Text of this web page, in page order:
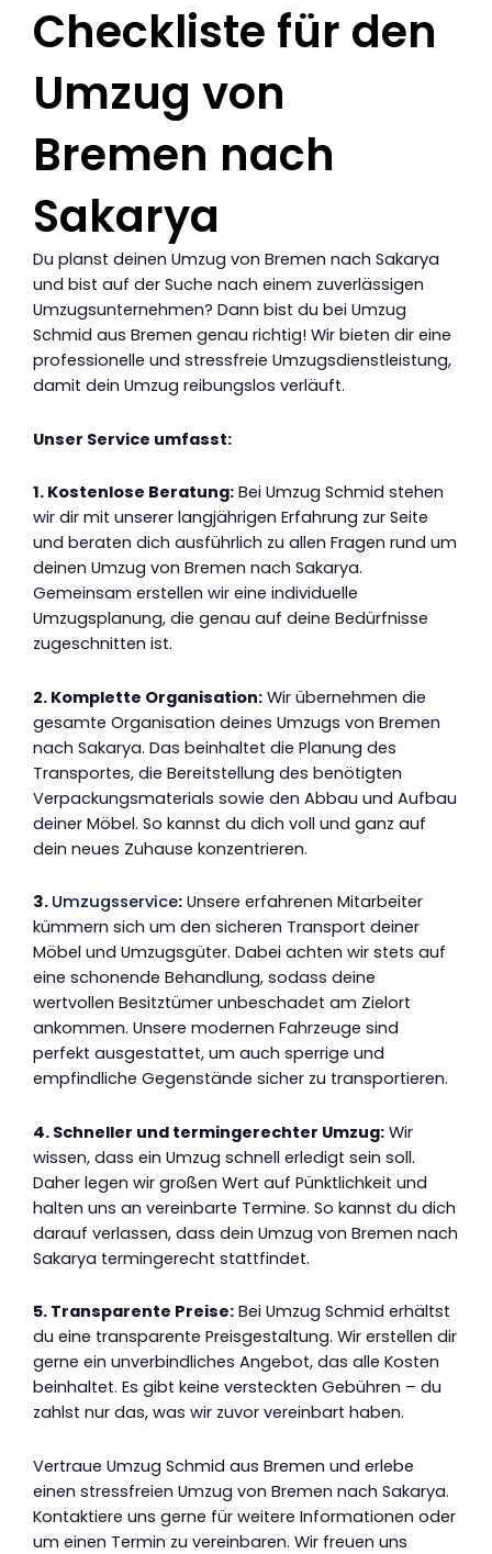
Checkliste für den
Umzug von
Bremen nach
Sakarya
Du planst deinen Umzug von Bremen nach Sakarya
und bist auf der Suche nach einem zuverlässigen
Umzugsunternehmen? Dann bist du bei Umzug
Schmid aus Bremen genau richtig! Wir bieten dir eine
professionelle und stressfreie Umzugsdienstleistung,
damit dein Umzug reibungslos verläuft.
Unser Service umfasst:
1. Kostenlose Beratung: Bei Umzug Schmid stehen
wir dir mit unserer langjährigen Erfahrung zur Seite
und beraten dich ausführlich zu allen Fragen rund um
deinen Umzug von Bremen nach Sakarya.
Gemeinsam erstellen wir eine individuelle
Umzugsplanung, die genau auf deine Bedürfnisse
zugeschnitten ist.
2. Komplette Organisation: Wir übernehmen die
gesamte Organisation deines Umzugs von Bremen
nach Sakarya. Das beinhaltet die Planung des
Transportes, die Bereitstellung des benötigten
Verpackungsmaterials sowie den Abbau und Aufbau
deiner Möbel. So kannst du dich voll und ganz auf
dein neues Zuhause konzentrieren.
3. Umzugsservice: Unsere erfahrenen Mitarbeiter
kümmern sich um den sicheren Transport deiner
Möbel und Umzugsgüter. Dabei achten wir stets auf
eine schonende Behandlung, sodass deine
wertvollen Besitztümer unbeschadet am Zielort
ankommen. Unsere modernen Fahrzeuge sind
perfekt ausgestattet, um auch sperrige und
empfindliche Gegenstände sicher zu transportieren.
4. Schneller und termingerechter Umzug: Wir
wissen, dass ein Umzug schnell erledigt sein soll.
Daher legen wir großen Wert auf Pünktlichkeit und
halten uns an vereinbarte Termine. So kannst du dich
darauf verlassen, dass dein Umzug von Bremen nach
Sakarya termingerecht stattfindet.
5. Transparente Preise: Bei Umzug Schmid erhältst
du eine transparente Preisgestaltung. Wir erstellen dir
gerne ein unverbindliches Angebot, das alle Kosten
beinhaltet. Es gibt keine versteckten Gebühren – du
zahlst nur das, was wir zuvor vereinbart haben.
Vertraue Umzug Schmid aus Bremen und erlebe
einen stressfreien Umzug von Bremen nach Sakarya.
Kontaktiere uns gerne für weitere Informationen oder
um einen Termin zu vereinbaren. Wir freuen uns